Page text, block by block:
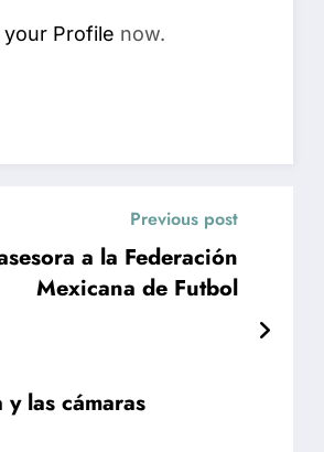
your Profile now.
Previous post
a la Federación
Mexicana de Futbol
las cámaras